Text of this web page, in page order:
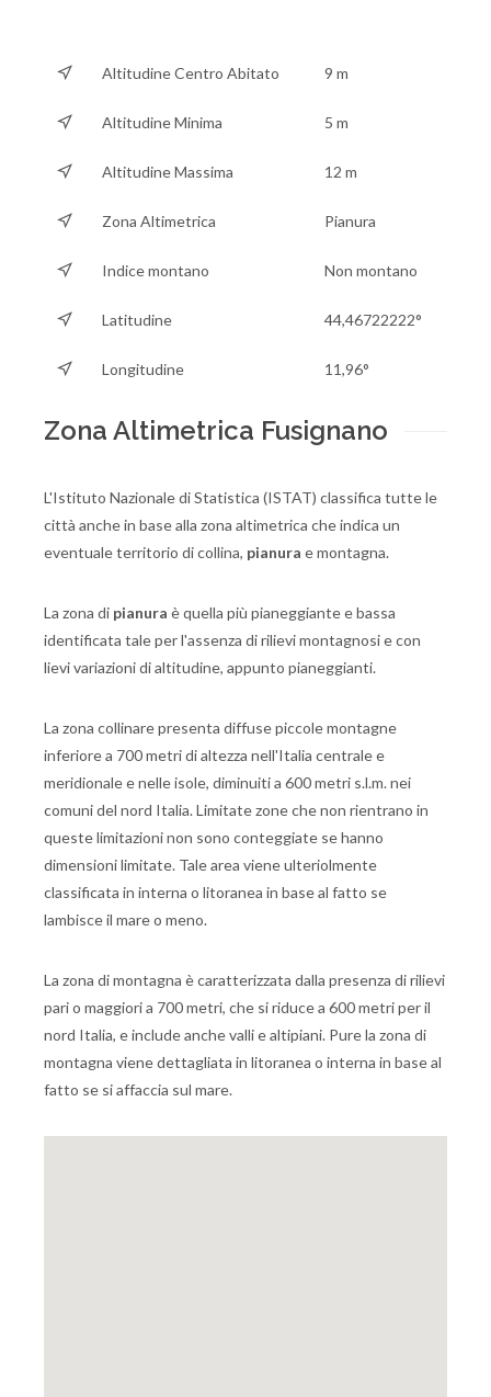
Altitudine Centro Abitato 9 m
Altitudine Minima 5 m
Altitudine Massima 12 m
Zona Altimetrica Pianura
Indice montano Non montano
Latitudine 44,46722222°
Longitudine 11,96°
Zona Altimetrica Fusignano
L'Istituto Nazionale di Statistica (ISTAT) classifica tutte le
città anche in base alla zona altimetrica che indica un
eventuale territorio di collina, pianura e montagna.
La zona di pianura è quella più pianeggiante e bassa
identificata tale per l'assenza di rilievi montagnosi e con
lievi variazioni di altitudine, appunto pianeggianti.
La zona collinare presenta diffuse piccole montagne
inferiore a 700 metri di altezza nell'Italia centrale e
meridionale e nelle isole, diminuiti a 600 metri s.l.m. nei
comuni del nord Italia. Limitate zone che non rientrano in
queste limitazioni non sono conteggiate se hanno
dimensioni limitate. Tale area viene ulteriolmente
classificata in interna o litoranea in base al fatto se
lambisce il mare o meno.
La zona di montagna è caratterizzata dalla presenza di rilievi
pari o maggiori a 700 metri, che si riduce a 600 metri per il
nord Italia, e include anche valli e altipiani. Pure la zona di
montagna viene dettagliata in litoranea o interna in base al
fatto se si affaccia sul mare.